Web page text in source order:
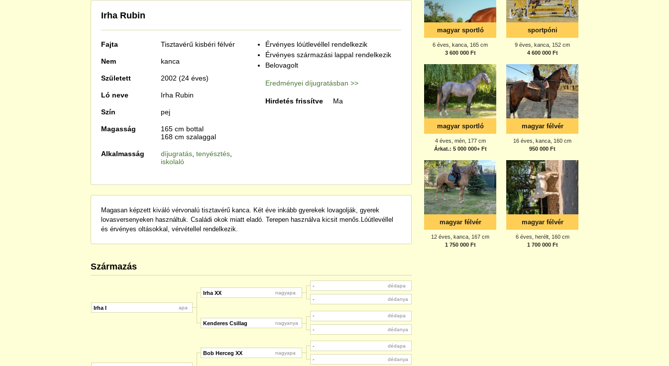
Irha Rubin
Fajta Tisztavérű kisbéri félvér
Nem kanca
Született 2002 (24 éves)
Ló neve Irha Rubin
Szín pej
Magasság
165 cm bottal
168 cm szalaggal
Alkalmasság díjugratás tenyésztés
iskolaló
Érvényes lóútlevéllel rendelkezik
Érvényes származási lappal rendelkezik
Belovagolt
Eredményei díjugratásban >>
Hirdetés frissítve Ma
Magasan képzett kiváló vérvonalú tisztavérű kanca. Két éve inkább gyerekek lovagolják, gyerek
lovasversenyeken használtuk. Családi okok miatt eladó. Terepen használva kicsit menős.Lóútlevéllel
és érvényes oltásokkal, vérvétellel rendelkezik.
Származás
Irha I apa
Irha XX nagyapa
Kenderes Csillag nagyanya
Bob Herceg XX nagyapa
- dédapa
- dédanya
- dédapa
- dédanya
- dédapa
- dédanya